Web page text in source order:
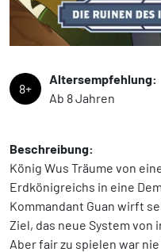
8+
Altersempfehlung:
Ab 8 Jahren
Beschreibung:
König Wus Träume von
Erdkönigreichs in eine
Kommandant Guan wirft
Ziel, das neue System von
Aber fair zu spielen war